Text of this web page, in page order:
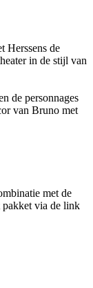
Herssens de
in de stijl van
de personnages
van Bruno met
met de
pakket via de link